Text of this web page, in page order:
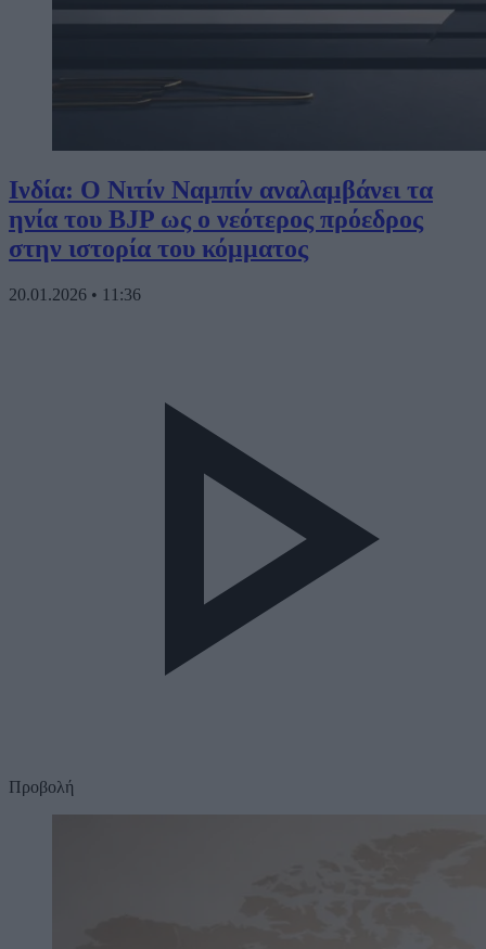
Ινδία: Ο Νιτίν Ναμπίν αναλαμβάνει τα
ηνία του BJP ως ο νεότερος πρόεδρος
στην ιστορία του κόμματος
20.01.2026 • 11:36
Προβολή